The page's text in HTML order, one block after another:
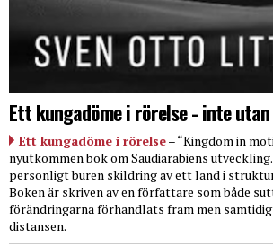
Ett kungadöme i rörelse - inte
Ett kungadöme i rörelse– “Kingdom in
nyutkommen bok om Saudiarabiens
personligt buren skildring av ett land i
Boken är skriven av en författare som både
förändringarna förhandlats fram men
distansen.